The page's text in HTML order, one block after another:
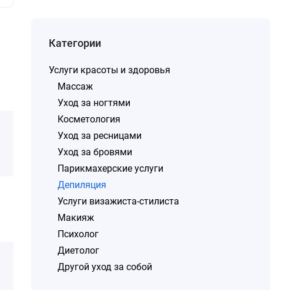
Категории
Услуги красоты и здоровья
Массаж
Уход за ногтями
Косметология
Уход за ресницами
Уход за бровями
Парикмахерские услуги
Депиляция
Услуги визажиста-стилиста
Макияж
Психолог
Диетолог
Другой уход за собой